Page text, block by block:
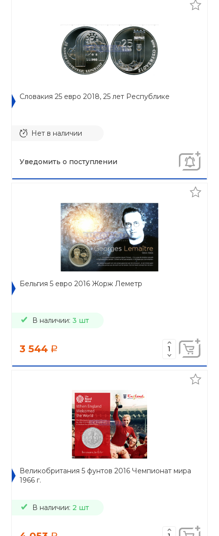
Словакия 25 евро 2018, 25 лет Республике
Нет в наличии
Уведомить о поступлении
Бельгия 5 евро 2016 Жорж Леметр
В наличии: 3 шт
3 544 a
Великобритания 5 фунтов 2016 Чемпионат мира
1966 г.
В наличии: 2 шт